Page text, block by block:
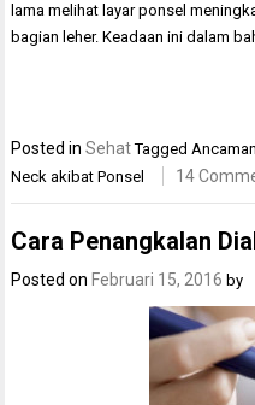
lama melihat layar ponsel
bagian leher. Keadaan ini dalam
Posted inSehat Tagged
Neck akibat Ponsel
14
Cara Penangkalan
Posted onFebruari 15, 2016 by